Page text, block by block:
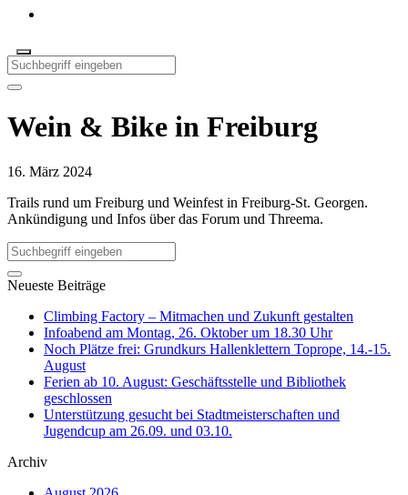
Wein & Bike in Freiburg
16. März 2024
Trails rund um Freiburg und Weinfest in Freiburg-St. Georgen.
Ankündigung und Infos über das Forum und Threema.
Neueste Beiträge
Climbing Factory – Mitmachen und Zukunft gestalten
Infoabend am Montag, 26. Oktober um 18.30 Uhr
Noch Plätze frei: Grundkurs Hallenklettern Toprope, 14.-15.
August
Ferien ab 10. August: Geschäftsstelle und Bibliothek
geschlossen
Unterstützung gesucht bei Stadtmeisterschaften und
Jugendcup am 26.09. und 03.10.
Archiv